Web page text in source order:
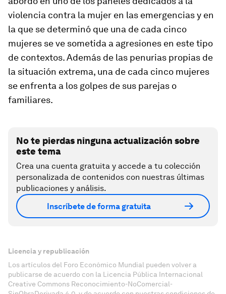
violencia contra la mujer en las emergencias y en
la que se determinó que una de cada cinco
mujeres se ve sometida a agresiones en este tipo
de contextos. Además de las penurias propias de
la situación extrema, una de cada cinco mujeres
se enfrenta a los golpes de sus parejas o
familiares.
No te pierdas ninguna actualización sobre
este tema
Crea una cuenta gratuita y accede a tu colección
personalizada de contenidos con nuestras últimas
publicaciones y análisis.
Inscríbete de forma gratuita
Licencia y republicación
Los artículos del Foro Económico Mundial pueden volver a
publicarse de acuerdo con la Licencia Pública Internacional
Creative Commons Reconocimiento-NoComercial-